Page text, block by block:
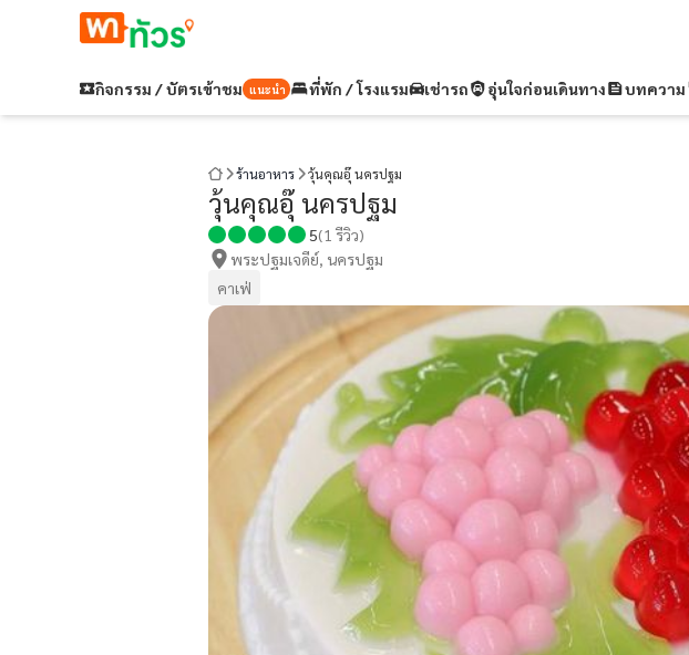
กิจกรรม / บัตรเข้าชม แนะนำ ที่พัก / โรงแรม เช่ารถ อุ่นใจก่อนเดินทาง บทความ
ร้านอาหาร วุ้นคุณอุ๊ นครปฐม
วุ้นคุณอุ๊ นครปฐม
5(1 รีวิว)
พระปฐมเจดีย์, นครปฐม
คาเฟ่